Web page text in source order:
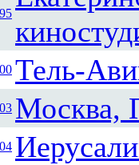
Тель-
Москва,